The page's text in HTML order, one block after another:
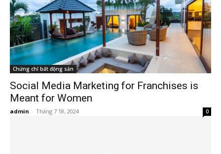
Chứng chỉ bất động sản
Social Media Marketing for Franchises is
Meant for Women
admin - Tháng 7 18, 2024 0